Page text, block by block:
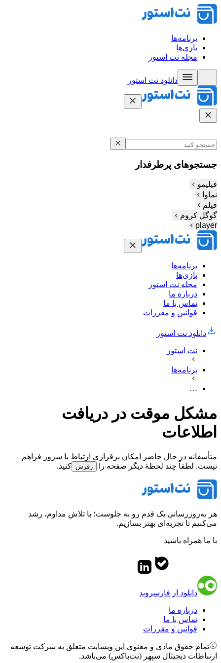
برنامه‌ها
بازی‌ها
مجله نت استور
دانلود نت‌ استور
جستجوهای پرطرفدار
فیلیمو
نماوا
فیلم‌
گوگل کروم
player
برنامه‌ها
بازی‌ها
مجله نت استور
درباره ما
تماس با ما
قوانین و مقررات
دانلود نت‌ استور
نت استور
برنامه‌ها
…
مشکل موقت در دریافت
اطلاعات
متأسفانه در حال حاضر امکان برقراری ارتباط با سرور فراهم
نیست. لطفاً چند لحظهٔ دیگر صفحه را
رفرش کنید.
هر به‌روزرسانی یک قدم رو به جلوست؛ با تلاش مداوم، رشد
می‌کنیم تا تجربه‌ای بهتر بسازیم.
با ما همراه باشید
دانلود از فارسروید
درباره ما
تماس با ما
قوانین و مقررات
تمام حقوق مادی و معنوی این وبسایت متعلق به شرکت توسعه
ارتباطات دیجیتال سپهر (نت‌باکس) می‌باشد.